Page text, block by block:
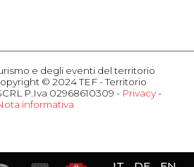
e degli eventi del territorio
© 2024 TEF - Territorio
P.Iva 02968610309 - Privacy -
informativa